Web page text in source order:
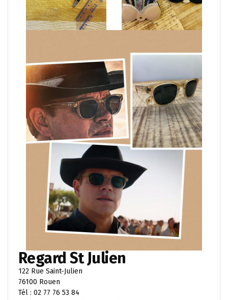
Regard St Julien
122 Rue Saint-Julien
76100 Rouen
Tél : 02 77 76 53 84